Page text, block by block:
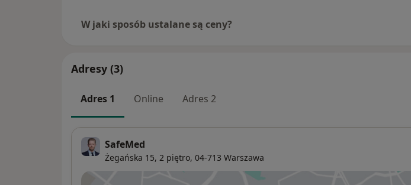
W jaki sposób ustalane są ceny?
Adresy (3)
Adres 1 Online Adres 2
SafeMed
Żegańska 15, 2 piętro, 04-713 Warszawa